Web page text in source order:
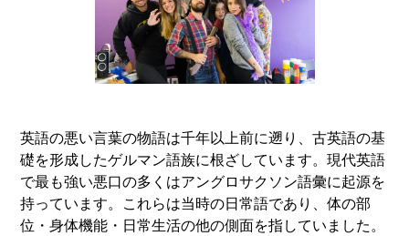
英語の悪い言葉の物語は千年以上前に遡り、古英語の基
礎を形成したゲルマン語族に根ざしています。現代英語
で最も強い悪口の多くはアングロサクソン語彙に起源を
持っています。これらは当時の日常語であり、体の部
位・身体機能・日常生活の他の側面を指していました。